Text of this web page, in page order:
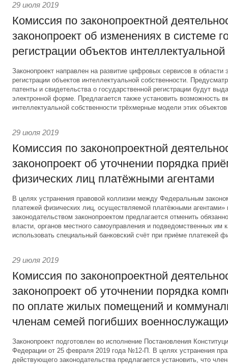
29 июля 2019
Комиссия по законопроектной
законопроект об изменениях в системе
регистрации объектов
Законопроект направлен на развитие цифровых сервисов в области
регистрации объектов интеллектуальной собственности.
патенты и свидетельства о государственной регистрации будут
электронной форме. Предлагается также установить возможность
интеллектуальной собственности трёхмерные модели этих
29 июля 2019
Комиссия по законопроектной
законопроект об уточнении порядка
физических лиц платёжными агентами
В целях устранения правовой коллизии между Федеральным
платежей физических лиц, осуществляемой платёжными
законодательством законопроектом предлагается отменить
власти, органов местного самоуправления и подведомственных им
использовать специальный банковский счёт при приёме платежей
29 июля 2019
Комиссия по законопроектной
законопроект об уточнении порядка
по оплате жилых помещений и
членам семей погибших
Законопроект подготовлен во исполнение Постановления
Федерации от 25 февраля 2019 года №12-П. В целях устранения
действующего законодательства предлагается установить, что